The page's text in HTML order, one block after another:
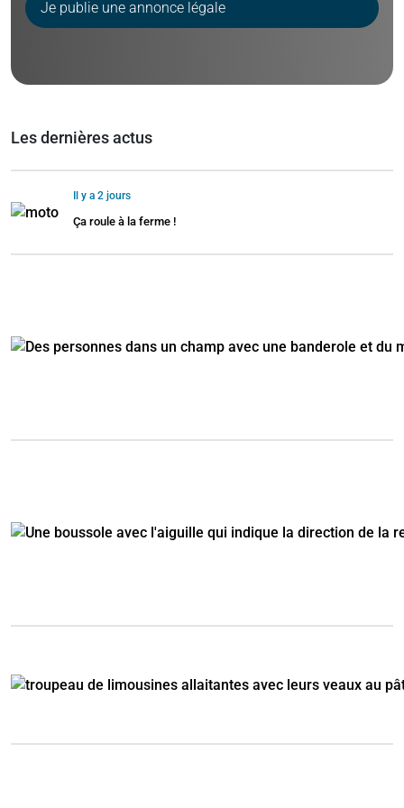
Je publie une annonce légale
Les dernières actus
Il y a 2 jours
Ça roule à la ferme !